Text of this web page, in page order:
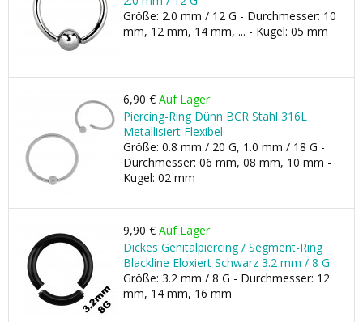
Größe: 2.0 mm / 12 G - Durchmesser: 10
mm, 12 mm, 14 mm, ... - Kugel: 05 mm
6,90 € Auf Lager
Piercing-Ring Dünn BCR Stahl 316L
Metallisiert Flexibel
Größe: 0.8 mm / 20 G, 1.0 mm / 18 G -
Durchmesser: 06 mm, 08 mm, 10 mm -
Kugel: 02 mm
9,90 € Auf Lager
Dickes Genitalpiercing / Segment-Ring
Blackline Eloxiert Schwarz 3.2 mm / 8 G
Größe: 3.2 mm / 8 G - Durchmesser: 12
mm, 14 mm, 16 mm